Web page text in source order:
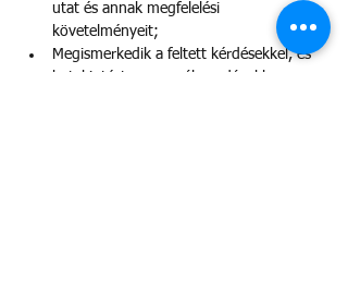
utat és annak megfelelési
követelményeit;
Megismerkedik a feltett kérdésekkel, és